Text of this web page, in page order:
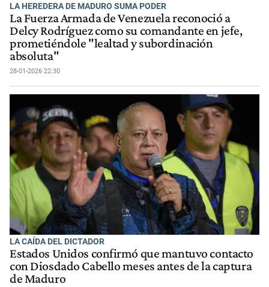
LA HEREDERA DE MADURO SUMA PODER
La Fuerza Armada de Venezuela reconoció a
Delcy Rodríguez como su comandante en jefe,
prometiéndole "lealtad y subordinación
absoluta"
28-01-2026 22:30
LA CAÍDA DEL DICTADOR
Estados Unidos confirmó que mantuvo contacto
con Diosdado Cabello meses antes de la captura
de Maduro